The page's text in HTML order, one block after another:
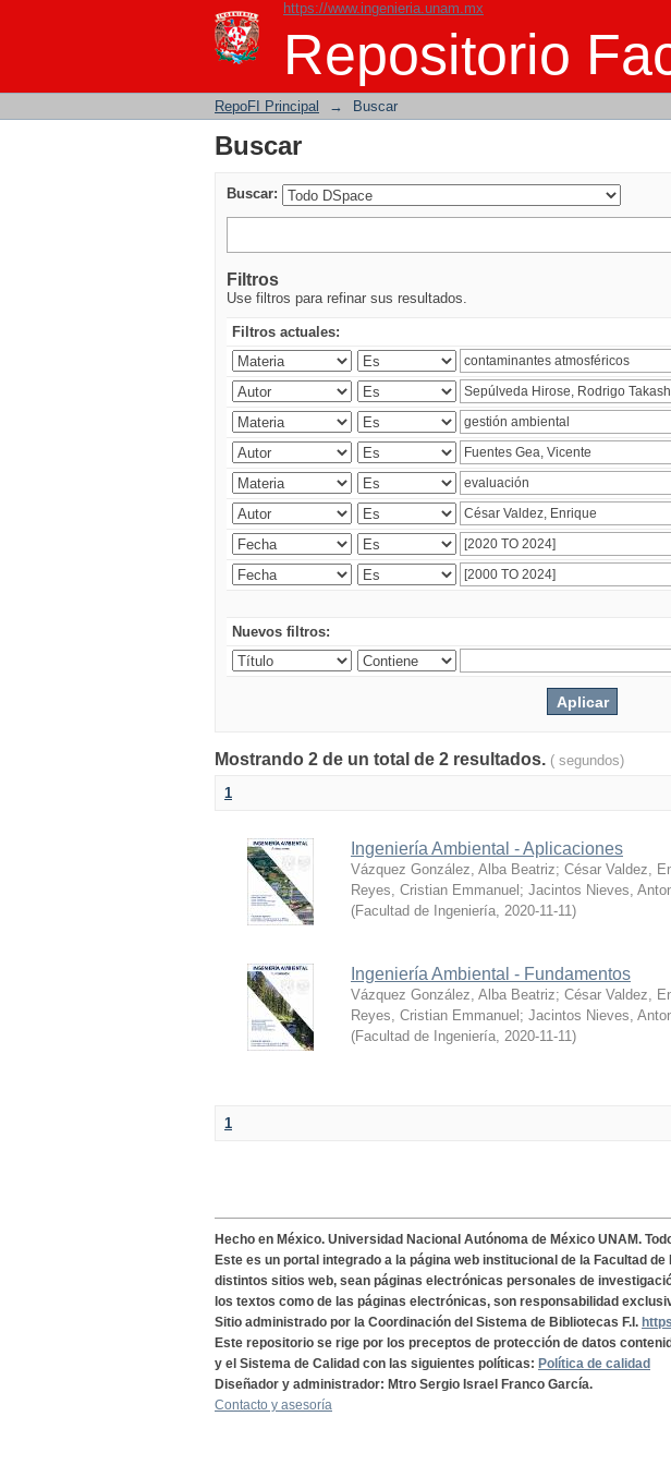
https://www.ingenieria.unam.mx
Repositorio
Buscar
RepoFI Principal → Buscar
Buscar
Buscar:
Filtros
Use filtros para refinar sus resultados.
Filtros actuales:
Nuevos filtros:
Mostrando 2 de un total de 2 resultados. ( segundos)
1
Ingeniería Ambiental - Aplicaciones
Vázquez González, Alba Beatriz; César Valdez,
Reyes, Cristian Emmanuel ; Jacintos Nieves,
(Facultad de Ingeniería, 2020-11-11)
Ingeniería Ambiental - Fundamentos
Vázquez González, Alba Beatriz; César Valdez,
Reyes, Cristian Emmanuel ; Jacintos Nieves,
(Facultad de Ingeniería, 2020-11-11)
1
Hecho en México. Universidad Nacional Autónoma de México UNAM.
Este es un portal integrado a la página web institucional de la Facultad
distintos sitios web, sean páginas electrónicas personales de
los textos como de las páginas electrónicas, son responsabilidad
Sitio administrado por la Coordinación del Sistema de Bibliotecas F.I.
Este repositorio se rige por los preceptos de protección de datos
y el Sistema de Calidad con las siguientes políticas: Política de calidad
Diseñador y administrador: Mtro Sergio Israel Franco García.
Contacto y asesoría